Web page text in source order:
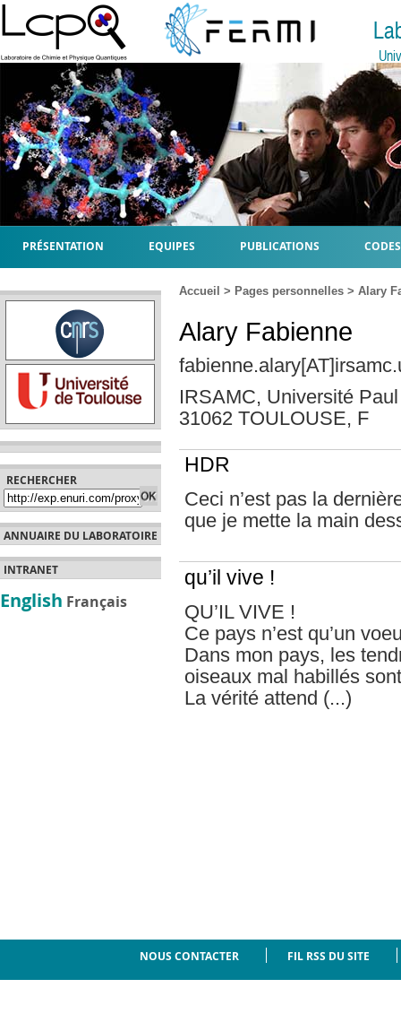
PRÉSENTATION EQUIPES PUBLICATIONS
RECHERCHER
ANNUAIRE DU LABORATOIRE
INTRANET
English Français
Accueil > Pages personnelles > Alary
Alary Fabienne
IRSAMC, Université
31062 TOULOUSE, F
HDR
Ceci n’est pas la
que je mette la main
qu’il vive !
QU’IL VIVE !
Ce pays n’est qu’un
Dans mon pays, les
oiseaux mal habillés
La vérité attend (...)
NOUS CONTACTER FIL RSS DU SITE